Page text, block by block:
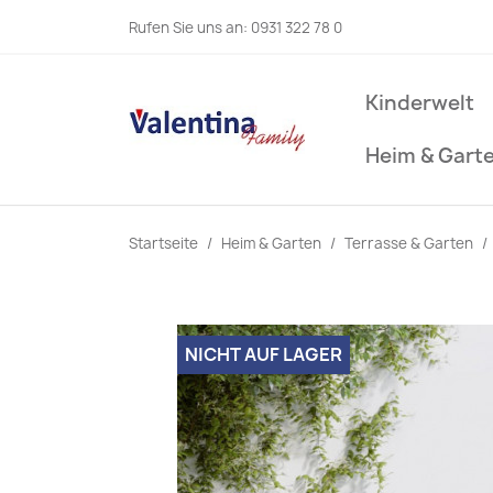
Rufen Sie uns an: 0931 322 78 0
Kinderwelt
Heim &
Startseite Heim & Garten Terrasse & Garten
NICHT AUF LAGER